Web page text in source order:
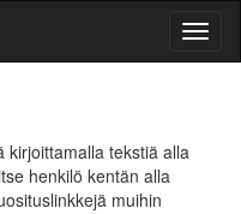
kirjoittamalla tekstiä alla
henkilö kentän alla
muihin